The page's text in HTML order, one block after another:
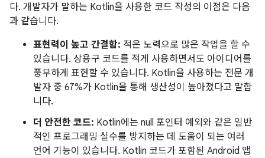
다. 개발자가 말하는 Kotlin을 사용한 코드 작성의 이점은 다음
과 같습니다.
표현력이 높고 간결함: 적은 노력으로 많은 작업을 할 수
있습니다. 상용구 코드를 적게 사용하면서도 아이디어를
풍부하게 표현할 수 있습니다. Kotlin을 사용하는 전문 개
발자 중 67%가 Kotlin을 통해 생산성이 높아졌다고 말합
니다.
더 안전한 코드: Kotlin에는 null 포인터 예외와 같은 일반
적인 프로그래밍 실수를 방지하는 데 도움이 되는 여러
언어 기능이 있습니다. Kotlin 코드가 포함된 Android 앱